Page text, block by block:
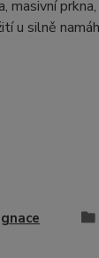
masivní
u silně